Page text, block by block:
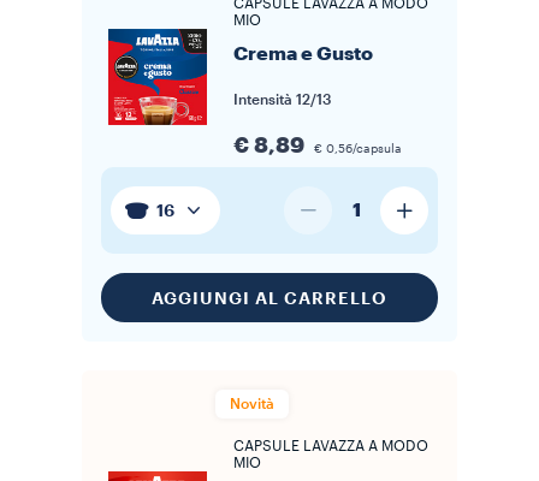
CAPSULE LAVAZZA A MODO
MIO
Crema e Gusto
Intensità 12/13
€ 8,89 € 0,56/capsula
16 1
AGGIUNGI AL CARRELLO
Novità
CAPSULE LAVAZZA A MODO
MIO